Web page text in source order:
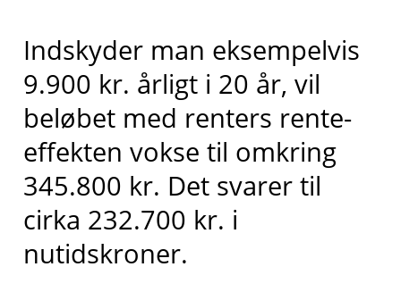
Indskyder man eksempelvis
9.900 kr. årligt i 20 år, vil
beløbet med renters rente-
effekten vokse til omkring
345.800 kr. Det svarer til
cirka 232.700 kr. i
nutidskroner.